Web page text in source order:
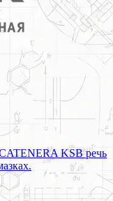
KSB речь